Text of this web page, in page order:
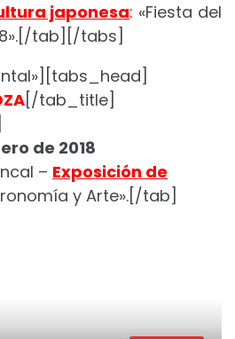
japonesa: «Fiesta del
tab][/tabs]
[/tab_title]
de 2018
– Exposición de
y Arte».[/tab]